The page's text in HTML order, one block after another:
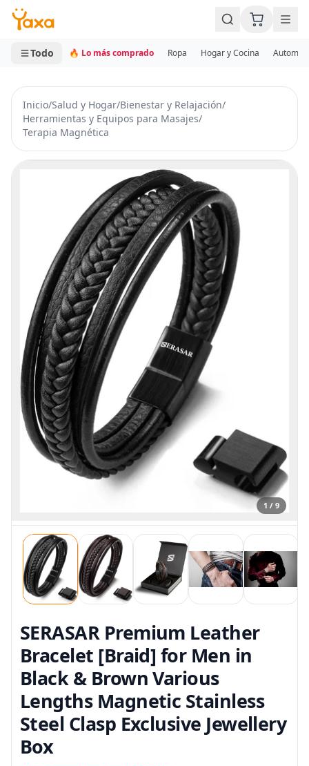
MINI CARRITO
0 productos
Todo 🔥 Lo más comprado Ropa Hogar y Cocina
Inicio/Salud y Hogar/Bienestar y Relajación/
Herramientas y Equipos para Masajes/
Terapia Magnética
1 / 9
SERASAR Premium Leather
Bracelet [Braid] for Men in
Black & Brown Various
Lengths Magnetic Stainless
Steel Clasp Exclusive Jewellery
Box